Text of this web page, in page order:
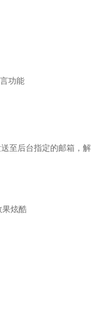
功能
至后台指定的邮箱，
炫酷